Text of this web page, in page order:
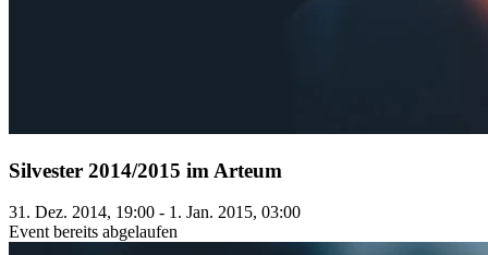
Silvester 2014/2015 im Arteum
31. Dez. 2014, 19:00 - 1. Jan. 2015, 03:00
Event bereits abgelaufen